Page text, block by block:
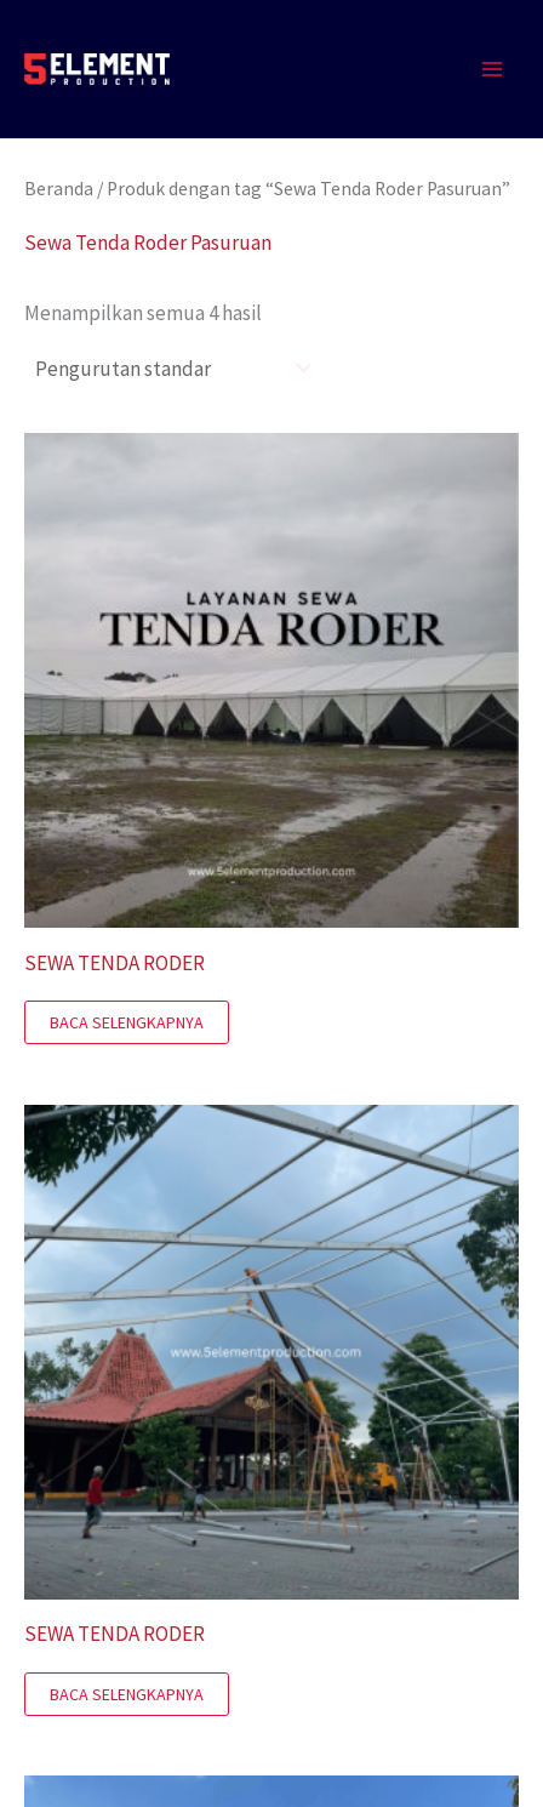
konten
Beranda / Produk dengan tag “Sewa Tenda Roder Pasuruan”
Sewa Tenda Roder Pasuruan
Menampilkan semua 4 hasil
SEWA TENDA RODER
BACA SELENGKAPNYA
SEWA TENDA RODER
BACA SELENGKAPNYA